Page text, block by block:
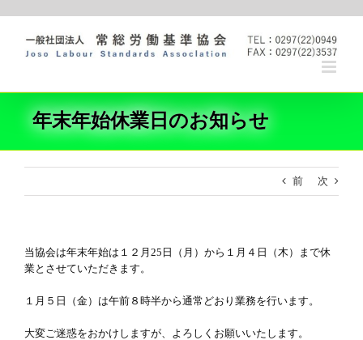
content
年末年始休業日のお知らせ
前 次
当協会は年末年始は１２月25日（月）から１月４日（木）まで休
業とさせていただきます。
１月５日（金）は午前８時半から通常どおり業務を行います。
大変ご迷惑をおかけしますが、よろしくお願いいたします。